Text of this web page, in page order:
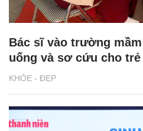
KHỎE - ĐẸP
Bác sĩ vào trường
uống và sơ cứu cho trẻ